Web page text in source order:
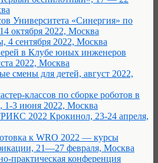
Университета «Синергия» по
октября 2022, Москва
сентября 2022, Москва
в Клубе юных инженеров
2022, Москва
смены для детей, август 2022,
классов по сборке роботов в
1-3 июня 2022, Москва
2022 Крокинол, 23-24 апреля,
к WRO 2022 — курсы
21—27 февраля, Москва
практическая конференция